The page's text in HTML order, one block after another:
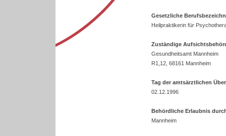
Gesetzliche
Heilpraktikerin für
Zuständige
Gesundheitsamt Mannheim
R1,12, 68161 Mannheim
Tag der amtsärztlichen
02.12.1996
Behördliche Erlaubnis
Mannheim